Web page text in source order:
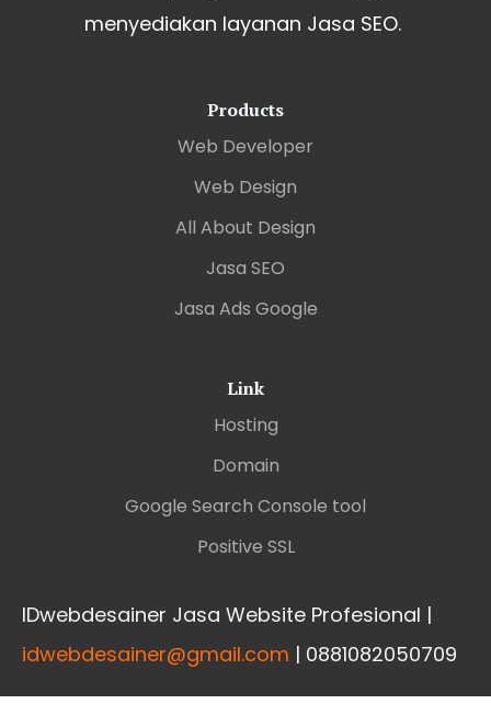
menyediakan layanan Jasa SEO.
Products
Web Developer
Web Design
All About Design
Jasa SEO
Jasa Ads Google
Link
Hosting
Domain
Google Search Console tool
Positive SSL
IDwebdesainer Jasa Website Profesional |
idwebdesainer@gmail.com | 0881082050709